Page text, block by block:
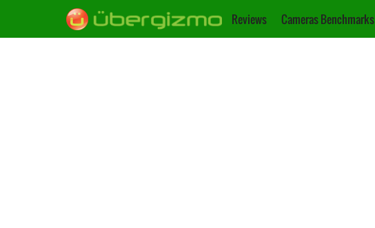
Reviews Cameras Benchmarks